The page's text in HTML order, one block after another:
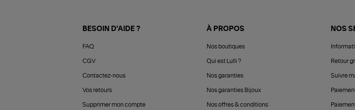
BESOIN D'AIDE ?
FAQ
CGV
Contactez-nous
Vos retours
Supprimer mon compte
À PROPOS
Nos boutiques
Qui est Lulli ?
Nos garanties
Nos garanties Bijoux
Nos offres & conditions
NOS
Retour
Suivre